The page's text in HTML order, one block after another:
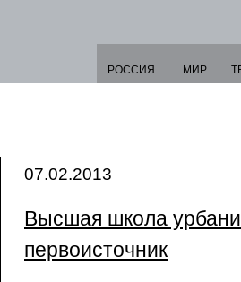
РОССИЯ МИР
07.02.2013
Высшая школа
первоисточник